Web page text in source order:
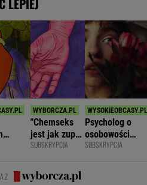
LEPIEJ
"Chemseks
jest jak zupa.
Nażresz się,
znów jesteś
głodny"
SUBSKRYPCJA
Psycholog o
osobowości
narcystycznej:
SUBSKRYPCJA
Z